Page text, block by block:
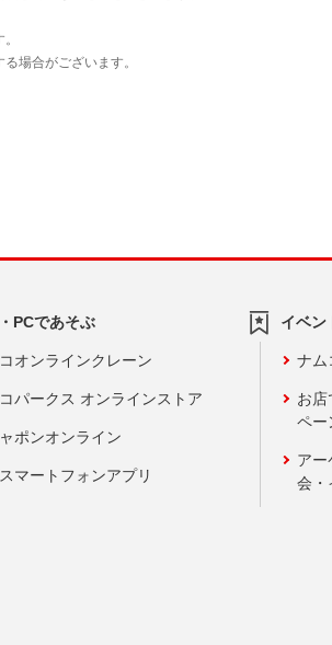
PCであそぶ
オンラインクレーン
パークス オンラインストア
ポンオンライン
マートフォンアプリ
イベン
ナム
お店
ペー
アー
会・